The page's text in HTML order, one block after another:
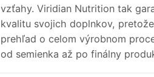
vzťahy. Viridian Nutrition tak
kvalitu svojich doplnkov,
prehľad o celom výrobnom
od semienka až po finálny